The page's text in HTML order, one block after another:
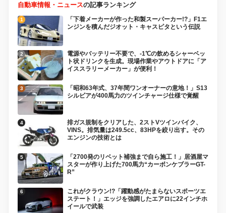
自動車情報・ニュースの記事ランキング
「下着メーカーが作った和製スーパーカー!?」F1エ
ンジンを積んだジオット・キャスピタという伝説
電源やバッテリー不要で、-1℃の飲めるシャーベッ
ト状ドリンクを生成。現場作業やアウトドアに「ア
イススラリーメーカー」が便利！
「昭和63年式、37年間ワンオーナーの意地！」S13
シルビアが400馬力のツインチャージ仕様で覚醒
排ガス規制をクリアした、2ストVツインバイク、
VINS。排気量は249.5cc、83HPを絞り出す。その
エンジンの技術とは
「2700発のリベット補強まで自ら施工！」居酒屋マ
スターが作り上げた700馬力“カーボンケブラーGT-
R”
これがクラウン!?「躍動感がたまらないスポーツエ
ステート！」エッジを強調したエアロに22インチホ
イールで武装